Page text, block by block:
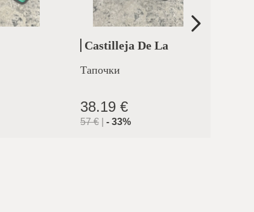
Castilleja De La
Тапочки
38.19 €
57€ - 33%